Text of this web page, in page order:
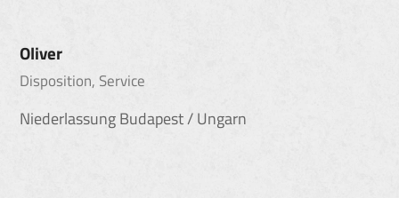
Oliver
Disposition, Service
Niederlassung Budapest / Ungarn